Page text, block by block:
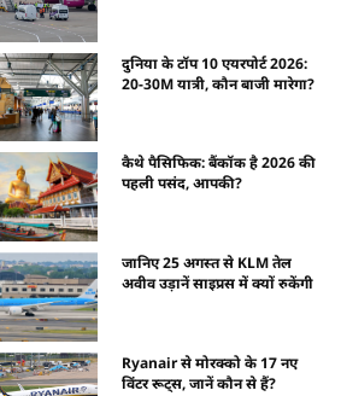
दुनिया के टॉप 10 एयरपोर्ट 2026:
20-30M यात्री, कौन बाजी मारेगा?
कैथे पैसिफिक: बैंकॉक है 2026 की
पहली पसंद, आपकी?
जानिए 25 अगस्त से KLM तेल
अवीव उड़ानें साइप्रस में क्यों रुकेंगी
Ryanair से मोरक्को के 17 नए
विंटर रूट्स, जानें कौन से हैं?